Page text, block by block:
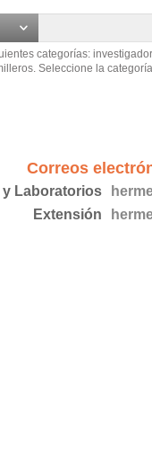
categorías:
Seleccione la
Correos
y Laboratorios
Extensión